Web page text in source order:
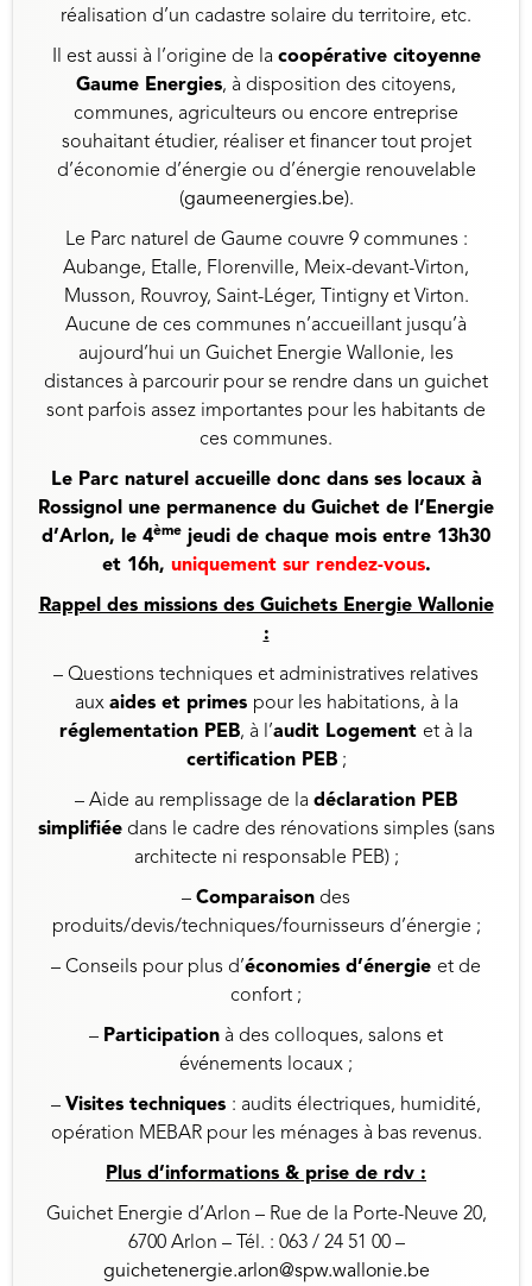
réalisation d’un cadastre solaire du territoire, etc.
Il est aussi à l’origine de la coopérative citoyenne
Gaume Energies, à disposition des citoyens,
communes, agriculteurs ou encore entreprise
souhaitant étudier, réaliser et financer tout projet
d’économie d’énergie ou d’énergie renouvelable
(gaumeenergies.be).
Le Parc naturel de Gaume couvre 9 communes :
Aubange, Etalle, Florenville, Meix-devant-Virton,
Musson, Rouvroy, Saint-Léger, Tintigny et Virton.
Aucune de ces communes n’accueillant jusqu’à
aujourd’hui un Guichet Energie Wallonie, les
distances à parcourir pour se rendre dans un guichet
sont parfois assez importantes pour les habitants de
ces communes.
Le Parc naturel accueille donc dans ses locaux à
Rossignol une permanence du Guichet de l’Energie
d’Arlon, le 4ème jeudi de chaque mois entre 13h30
et 16h, uniquement sur rendez-vous.
Rappel des missions des Guichets Energie Wallonie
:
– Questions techniques et administratives relatives
aux aides et primes pour les habitations, à la
réglementation PEB, à l’audit Logement et à la
certification PEB;
– Aide au remplissage de la déclaration PEB
simplifiéedans le cadre des rénovations simples (sans
architecte ni responsable PEB) ;
– Comparaison des
produits/devis/techniques/fournisseurs d’énergie ;
– Conseils pour plus d’économies d’énergie et de
confort ;
– Participation à des colloques, salons et
événements locaux ;
– Visites techniques : audits électriques, humidité,
opération MEBAR pour les ménages à bas revenus.
Plus d’informations & prise de rdv :
Guichet Energie d’Arlon – Rue de la Porte-Neuve 20,
6700 Arlon – Tél. : 063 / 24 51 00 –
guichetenergie.arlon@spw.wallonie.be